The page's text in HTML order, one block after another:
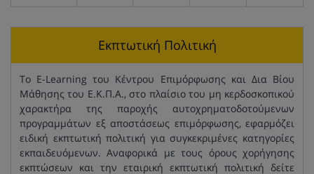
Εκπτωτική Πολιτική
Το E-Learning του Κέντρου Επιμόρφωσης και Δια Βίου
Μάθησης του Ε.Κ.Π.Α., στο πλαίσιο του μη κερδοσκοπικού
χαρακτήρα της παροχής αυτοχρηματοδοτούμενων
προγραμμάτων εξ αποστάσεως επιμόρφωσης, εφαρμόζει
ειδική εκπτωτική πολιτική για συγκεκριμένες κατηγορίες
εκπαιδευόμενων. Αναφορικά με τους όρους χορήγησης
εκπτώσεων και την εταιρική εκπτωτική πολιτική δείτε